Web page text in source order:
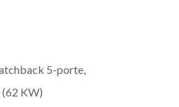
5-porte,
KW)